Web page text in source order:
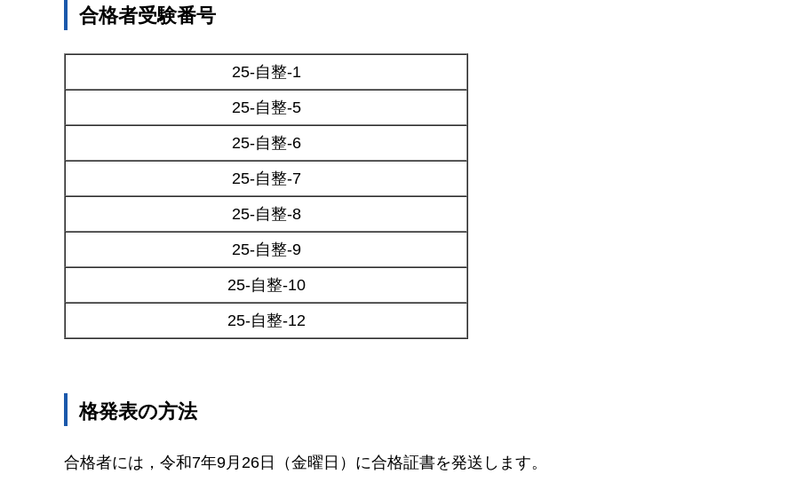
合格者受験番号
25-自整-1
25-自整-5
25-自整-6
25-自整-7
25-自整-8
25-自整-9
25-自整-10
25-自整-12
格発表の方法
合格者には，令和7年9月26日（金曜日）に合格証書を発送します。